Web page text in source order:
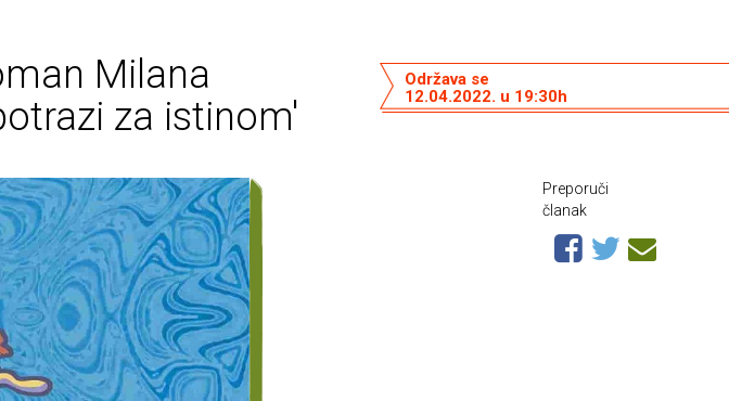
Milana
za istinom'
Održava se
12.04.2022. u 19:30h
Preporuči
članak